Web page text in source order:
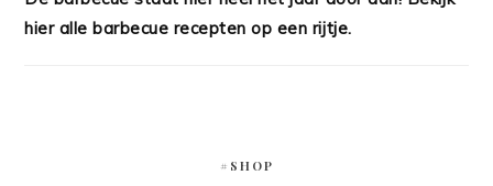
hier alle barbecue recepten op een rijtje.
#SHOP